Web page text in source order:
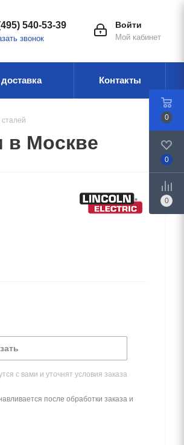
Войти
Мой кабинет
540-53-39
звонок
Контакты
в Москве
с вами и уточнят условия заказа
после обработки заказа и
0
0
0